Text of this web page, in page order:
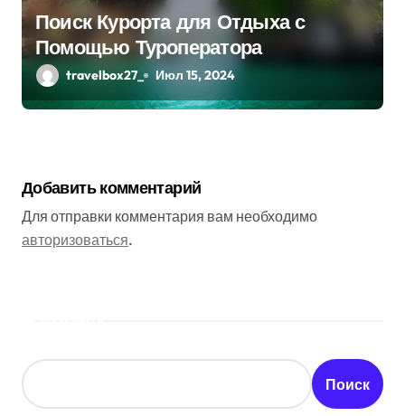
Поиск Курорта для Отдыха с
Помощью Туроператора
travelbox27_ Июл 15, 2024
Добавить комментарий
Для отправки комментария вам необходимо
авторизоваться.
Поиск